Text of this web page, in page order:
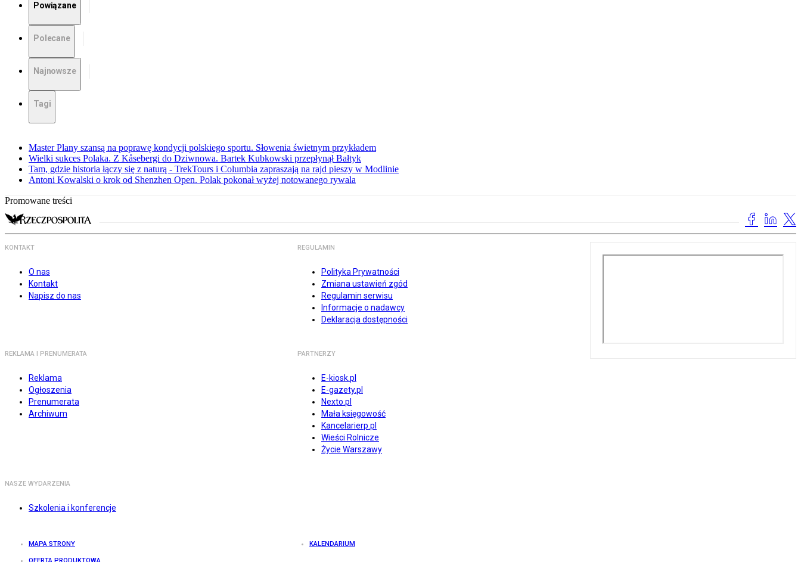
Powiązane
Polecane
Najnowsze
Tagi
Master Plany szansą na poprawę kondycji polskiego sportu. Słowenia świetnym przykładem
Wielki sukces Polaka. Z Kåsebergi do Dziwnowa. Bartek Kubkowski przepłynął Bałtyk
Tam, gdzie historia łączy się z naturą - TrekTours i Columbia zapraszają na rajd pieszy w Modlinie
Antoni Kowalski o krok od Shenzhen Open. Polak pokonał wyżej notowanego rywala
Promowane treści
KONTAKT
O nas
Kontakt
Napisz do nas
REGULAMIN
Polityka Prywatności
Zmiana ustawień zgód
Regulamin serwisu
Informacje o nadawcy
Deklaracja dostępności
REKLAMA I PRENUMERATA
Reklama
Ogłoszenia
Prenumerata
Archiwum
PARTNERZY
E-kiosk.pl
E-gazety.pl
Nexto.pl
Mała księgowość
Kancelarierp.pl
Wieści Rolnicze
Życie Warszawy
NASZE WYDARZENIA
Szkolenia i konferencje
MAPA STRONY KALENDARIUM